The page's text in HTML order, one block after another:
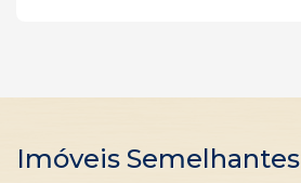
Imóveis Semelhantes